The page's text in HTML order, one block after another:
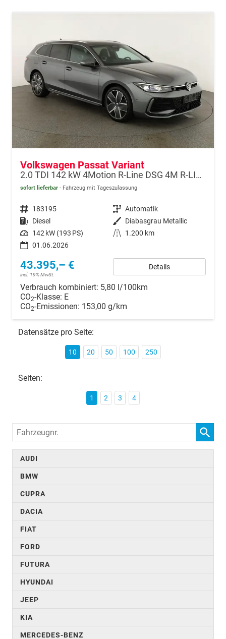
Volkswagen Passat Variant
2.0 TDI 142 kW 4Motion R-Line DSG 4M R-LINE, Pano, AHK, IQ.Light, HUD, 19-Zoll, AreaView, Navi, Side
sofort lieferbar Fahrzeug mit Tageszulassung
Fahrzeugnr. 183195 Getriebe Automatik
Kraftstoff Diesel Außenfarbe Diabasgrau Metallic
Leistung 142 kW (193 PS) Kilometerstand
1.200 km
01.06.2026
43.395,– €
incl. 19% MwSt.
Details
Verbrauch kombiniert: 5,80 l/100km
CO2-Klasse: E
CO2-Emissionen: 153,00 g/km
Datensätze pro Seite:
10 20 50 100 250
Seiten:
1 2 3 4
Fahrzeugnr.
AUDI
BMW
CUPRA
DACIA
FIAT
FORD
FUTURA
HYUNDAI
JEEP
KIA
MERCEDES-BENZ